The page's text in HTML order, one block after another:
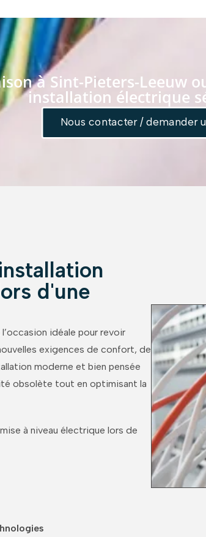
à Sint-Pieters-Leeuw
installation électrique
Nous contacter / demander
d'une
idéale pour revoir
exigences de confort, de
moderne et bien pensée
obsolète tout en optimisant la
à niveau électrique lors de